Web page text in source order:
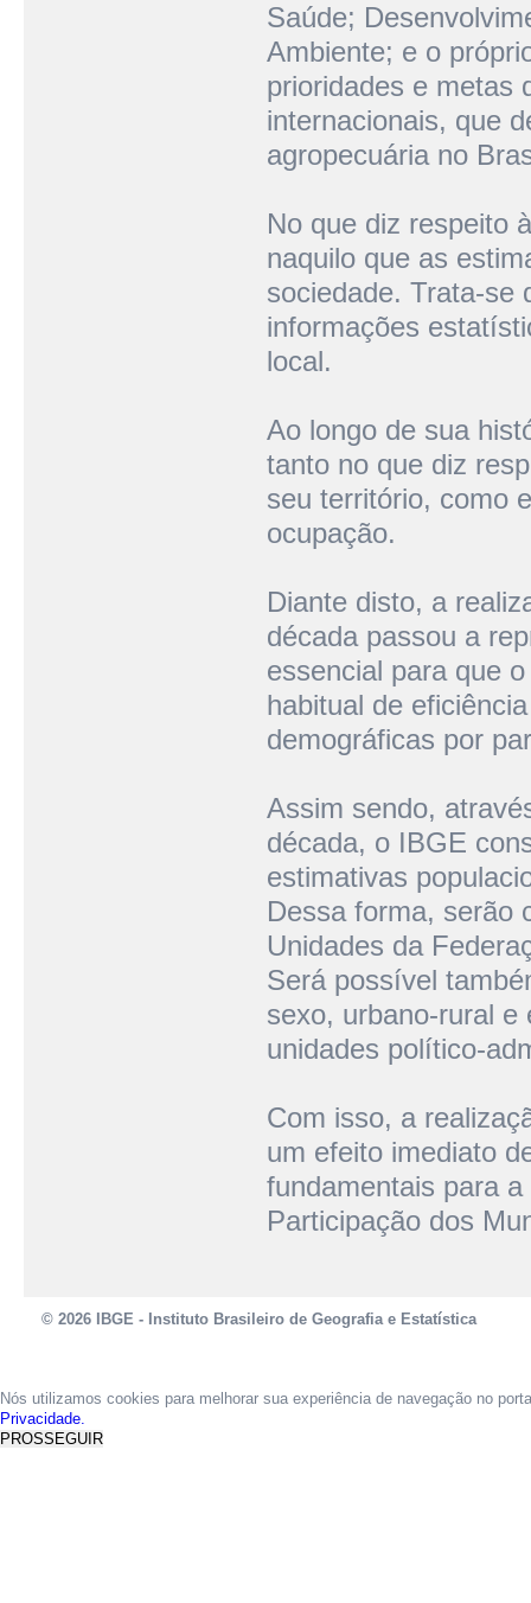
Saúde;
Ambiente; e o
prioridades e metas
internacionais, que
agropecuária no
No que diz respeito
naquilo que as
sociedade. Trata-se
informações
local.
Ao longo de sua
tanto no que diz
seu território, como
ocupação.
Diante disto, a
década passou a
essencial para que
habitual de
demográficas por
Assim sendo,
década, o IBGE
estimativas
Dessa forma, serão
Unidades da
Será possível
sexo, urbano-rural e
unidades político-
Com isso, a
um efeito imediato
fundamentais para
Participação dos
© 2026 IBGE - Instituto Brasileiro de Geografia e Estatística
Nós utilizamos cookies para melhorar sua experiência de navegação no
Privacidade.
PROSSEGUIR